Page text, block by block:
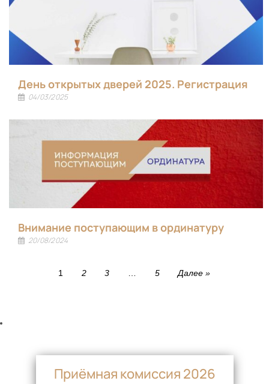
День открытых дверей 2025. Регистрация
04/03/2025
Внимание поступающим в ординатуру
20/08/2024
1 2 3 5 Далее »
Приёмная комиссия 2026